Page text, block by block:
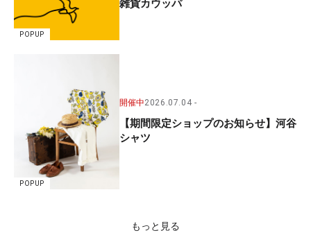
POPUP
雑貨カウッパ
POPUP
開催中2026.07.04
【期間限定ショップのお知らせ】河谷
シャツ
もっと見る